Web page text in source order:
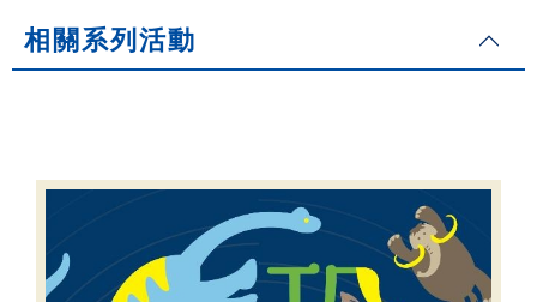
相關系列活動